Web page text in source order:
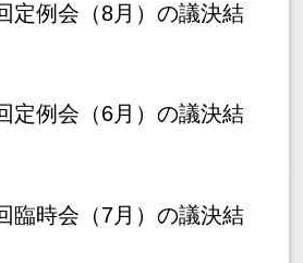
定例会（8月）の議決結
定例会（6月）の議決結
臨時会（7月）の議決結